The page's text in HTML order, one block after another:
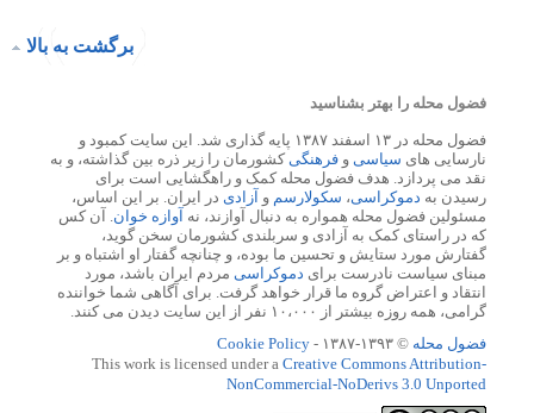
برگشت به بالا
فضول محله را بهتر بشناسید
فضول محله در ۱۳ اسفند ۱۳۸۷ پایه گذاری شد. این سایت کمبود و
نارسایی های سیاسی و فرهنگیکشورمان را زیر ذره بین گذاشته، و به
نقد می پردازد. هدف فضول محله کمک و راهگشایی است برای
رسیدن به دموکراسی، سکولارسم و آزادی در ایران. بر این اساس،
مسئولین فضول محله همواره به دنبال آوازند، نه آوازه خوان. آن کس
که در راستای کمک به آزادی و سربلندی کشورمان سخن گوید،
گفتارش مورد ستایش و تحسین ما بوده، و چنانچه گفتار او اشتباه و بر
مبنای سیاست نادرست برای دموکراسی مردم ایران باشد، مورد
انتقاد و اعتراض گروه ما قرار خواهد گرفت. برای آگاهی شما خواننده
گرامی، همه روزه بیشتر از ۱۰،۰۰۰ نفر از این سایت دیدن می کنند.
فضول محله © ۱۳۹۳-۱۳۸۷ -
Cookie Policy
This work is licensed under a Creative Commons Attribution-
NonCommercial-NoDerivs 3.0 Unported